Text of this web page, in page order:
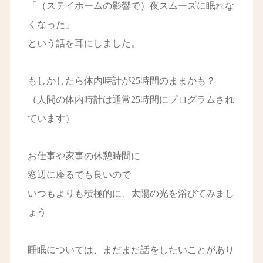
「（ステイホームの影響で）夜スムーズに眠れな
くなった」
という話を耳にしました。
もしかしたら体内時計が25時間のままかも？
（人間の体内時計は通常25時間にプログラムされ
ています）
お仕事や家事の休憩時間に
窓辺に座るでも良いので
いつもよりも積極的に、太陽の光を浴びてみまし
ょう
睡眠については、まだまだ話をしたいことがあり